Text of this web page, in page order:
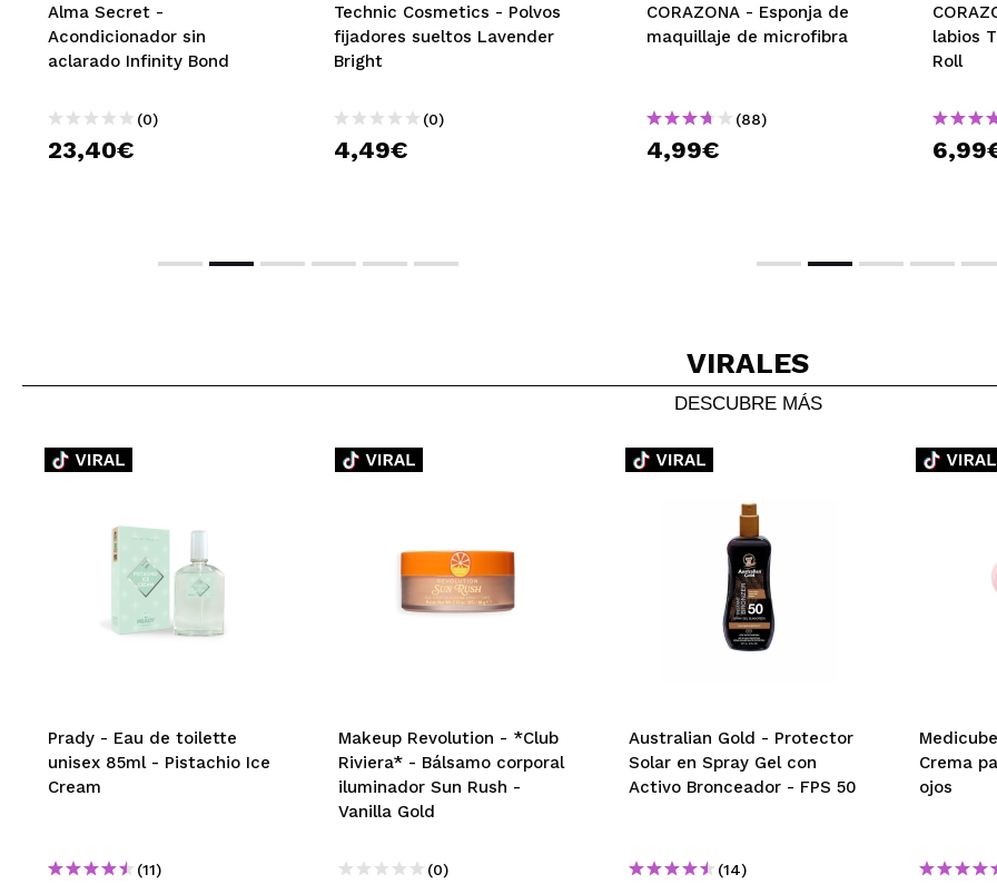
Alma Secret -
Acondicionador sin
aclarado Infinity Bond
(0)
23,40€
Technic Cosmetics - Polvos
fijadores sueltos Lavender
Bright
(0)
4,49€
(0)
3,79€ 15,16€
Maiko - *Duo Twist* -
Brocha doble multifunción -
DT2
10,95€
Catrice - Perfilador de
labios de larga duración Gel
Glide - 090: Toffee Talk
2,79€
CORAZONA - Esponja de
maquillaje de microfibra
(88)
4,99€
labios
Roll
VIRALES
DESCUBRE MÁS
Prady - Eau de toilette
unisex 85ml - Pistachio Ice
Cream
(11)
Makeup Revolution - *Club
Riviera* - Bálsamo corporal
iluminador Sun Rush -
Vanilla Gold
(0)
Australian Gold - Protector
Solar en Spray Gel con
Activo Bronceador - FPS 50
(14)
Crema
ojos